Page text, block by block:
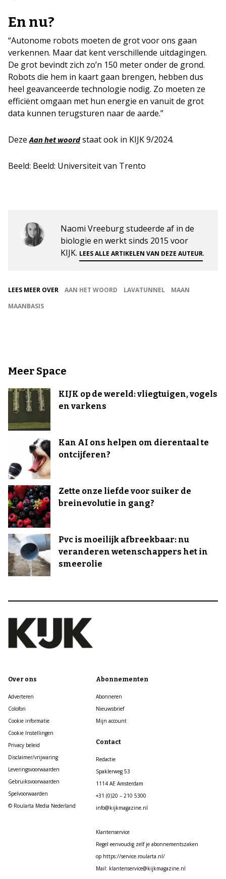
En nu?
“Autonome robots moeten de grot voor ons gaan
verkennen. Maar dat kent verschillende uitdagingen.
De grot bevindt zich zo’n 150 meter onder de grond.
Robots die hem in kaart gaan brengen, hebben dus
heel geavanceerde technologie nodig. Zo moeten ze
efficiënt omgaan met hun energie en vanuit de grot
data kunnen terugsturen naar de aarde.”
DezeAan het woordstaat ook in KIJK 9/2024.
Beeld: Beeld: Universiteit van Trento
Naomi Vreeburg studeerde af in de
biologie en werkt sinds 2015 voor
KIJK. LEES ALLE ARTIKELEN VAN DEZE AUTEUR.
LEES MEER OVER AAN HET WOORD LAVATUNNEL
MAAN
MAANBASIS
Meer Space
KIJK op de wereld: vliegtuigen, vogels
en varkens
Kan AI ons helpen om dierentaal te
ontcijferen?
Zette onze liefde voor suiker de
breinevolutie in gang?
Pvc is moeilijk afbreekbaar: nu
veranderen wetenschappers het in
smeerolie
Over ons
Adverteren
Colofon
Cookie informatie
Cookie Instellingen
Privacy beleid
Disclaimer/vrijwaring
Leveringsvoorwaarden
Gebruiksvoorwaarden
Spelvoorwaarden
© Roularta Media Nederland
Abonnementen
Abonneren
Nieuwsbrief
Mijn account
Contact
Redactie
Spaklerweg 53
1114 AE Amsterdam
+31 (0)20 – 210 5300
info@kijkmagazine.nl
Klantenservice
Regel eenvoudig zelf je abonnementszaken
op https://service.roularta.nl/
Mail: klantenservice@kijkmagazine.nl